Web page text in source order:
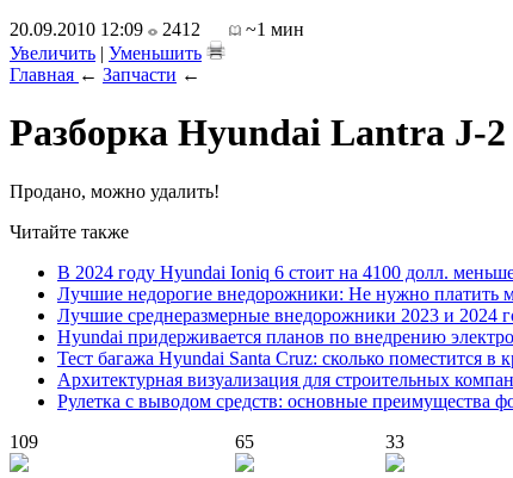
20.09.2010 12:09
2412
~1 мин
Увеличить | Уменьшить
Главная ← Запчасти ←
Разборка Hyundai Lantra J-2
Продано, можно удалить!
Читайте также
В 2024 году Hyundai Ioniq 6 стоит на 4100 долл.
Лучшие недорогие внедорожники: Не нужно платить
Лучшие среднеразмерные внедорожники 2023 и 2024
Hyundai придерживается планов по внедрению
Тест багажа Hyundai Santa Cruz: сколько поместится в
Архитектурная визуализация для строительных
Рулетка с выводом средств: основные преимущества
109
65 33